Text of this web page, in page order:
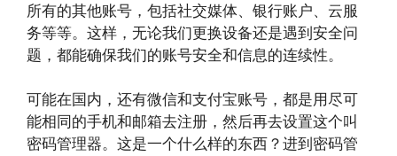
所有的其他账号，包括社交媒体、银行账户、云服
务等等。这样，无论我们更换设备还是遇到安全问
题，都能确保我们的账号安全和信息的连续性。
可能在国内，还有微信和支付宝账号，都是用尽可
能相同的手机和邮箱去注册，然后再去设置这个叫
密码管理器。这是一个什么样的东西？进到密码管